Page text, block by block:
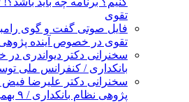
تقوی
فایل صوتی گفت و گوی
تقوی در خصوص آینده پژوهی
سخنرانی دکتر دیواندری
بانکداری / کنفرانس ملی
سخنرانی دکتر علیرضا فیض
پژوهی نظام بانکداری / ۹ بهمن ماه ۹۲